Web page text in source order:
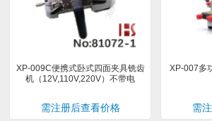
XP-009C便携式卧式四面夹具铣齿
机（12V,110V,220V）不带电
需注册后查看价格
XP-007多
需